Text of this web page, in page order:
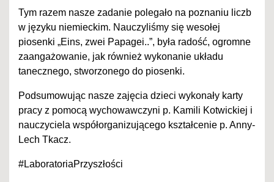
Tym razem nasze zadanie polegało na poznaniu liczb
w języku niemieckim. Nauczyliśmy się wesołej
piosenki „Eins, zwei Papagei..”, była radość, ogromne
zaangażowanie, jak również wykonanie układu
tanecznego, stworzonego do piosenki.
Podsumowując nasze zajęcia dzieci wykonały karty
pracy z pomocą wychowawczyni p. Kamili Kotwickiej i
nauczyciela współorganizującego kształcenie p. Anny-
Lech Tkacz.
#LaboratoriaPrzyszłości